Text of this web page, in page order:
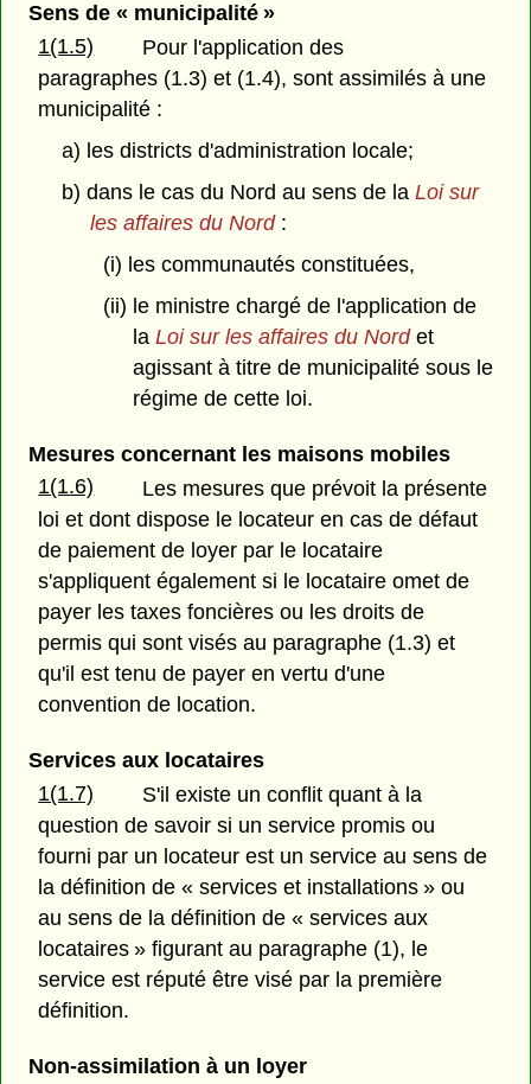
Sens de « municipalité »
1(1.5)
Pour l'application des
paragraphes (1.3) et (1.4), sont assimilés à une
municipalité :
a) les districts d'administration locale;
b) dans le cas du Nord au sens de la Loi sur
les affaires du Nord:
(i) les communautés constituées,
(ii) le ministre chargé de l'application de
laLoi sur les affaires du Nord et
agissant à titre de municipalité sous le
régime de cette loi.
Mesures concernant les maisons mobiles
1(1.6)
Les mesures que prévoit la présente
loi et dont dispose le locateur en cas de défaut
de paiement de loyer par le locataire
s'appliquent également si le locataire omet de
payer les taxes foncières ou les droits de
permis qui sont visés au paragraphe (1.3) et
qu'il est tenu de payer en vertu d'une
convention de location.
Services aux locataires
1(1.7)
S'il existe un conflit quant à la
question de savoir si un service promis ou
fourni par un locateur est un service au sens de
la définition de « services et installations » ou
au sens de la définition de « services aux
locataires » figurant au paragraphe (1), le
service est réputé être visé par la première
définition.
Non-assimilation à un loyer